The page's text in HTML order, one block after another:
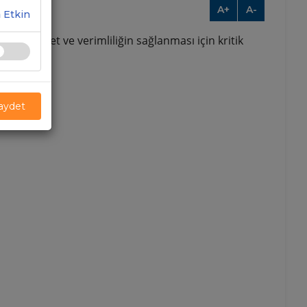
A+ A-
emniyet ve verimliliğin sağlanması için kritik
Etkin